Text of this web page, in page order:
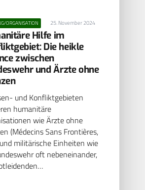
ORGANISATION 25. November 2024
Hilfe im
Die heikle
zwischen
und Ärzte ohne
und Konfliktgebieten
humanitäre
wie Ärzte ohne
(Médecins Sans Frontières,
militärische Einheiten wie
oft nebeneinander,